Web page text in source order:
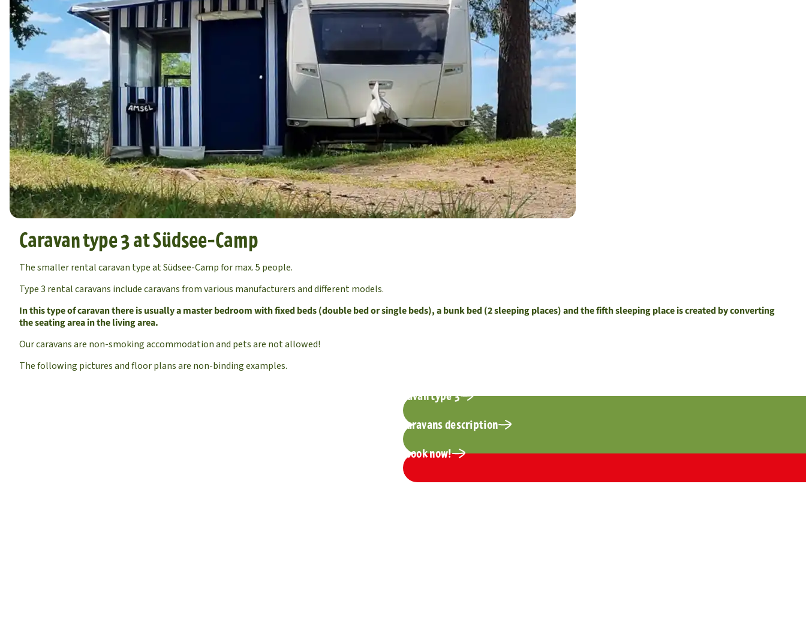
Caravan type 3 at Südsee-Camp
The smaller rental caravan type at Südsee-Camp for max. 5 people.
Type 3 rental caravans include caravans from various manufacturers and different models.
In this type of caravan there is usually a master bedroom with fixed beds (double bed or single beds), a bunk bed (2 sleeping places) and the fifth sleeping place is created by converting
the seating area in the living area.
Our caravans are non-smoking accommodation and pets are not allowed!
The following pictures and floor plans are non-binding examples.
general info: caravan type 3
to the individual type 3 caravans description
choose date & book now!